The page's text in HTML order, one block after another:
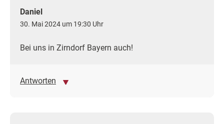
Daniel
30. Mai 2024 um 19:30 Uhr
Bei uns in Zirndorf Bayern auch!
Antworten